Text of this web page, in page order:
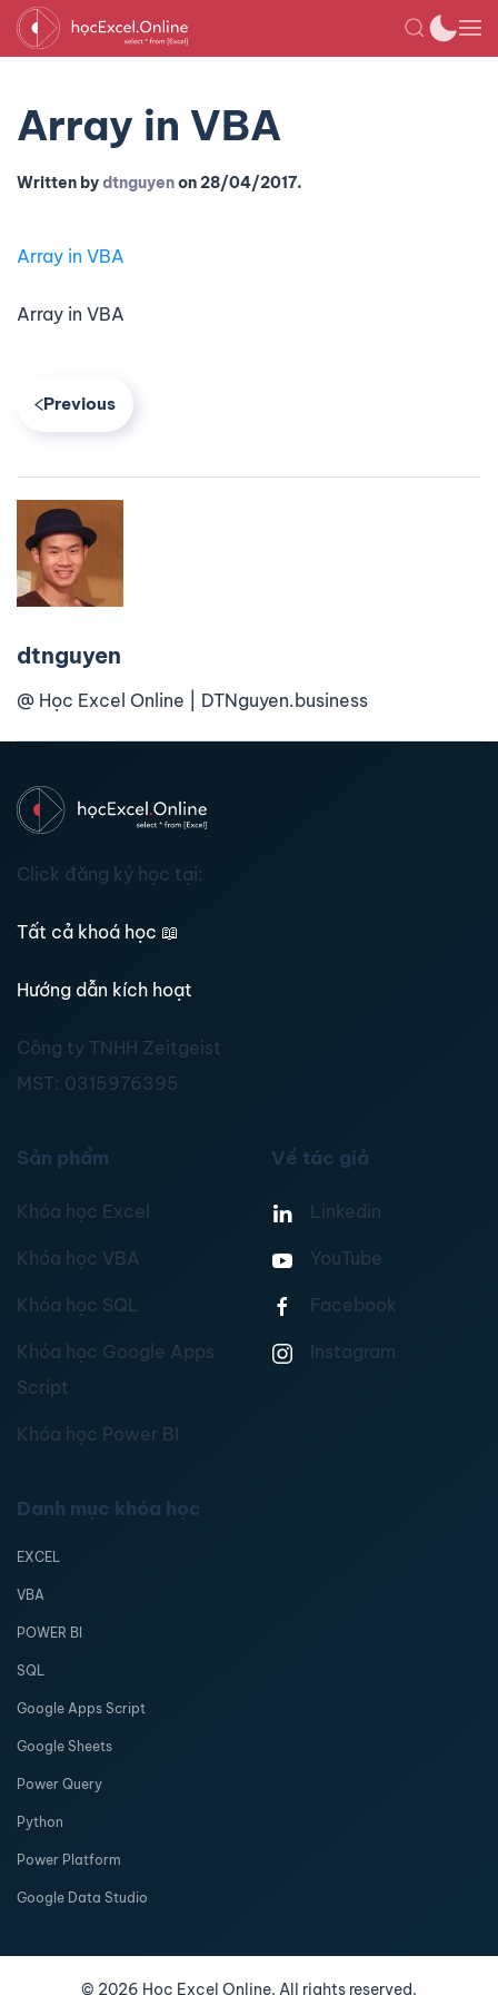
Array in VBA
Written bydtnguyenon28/04/2017.
Array in VBA
Array in VBA
Previous
dtnguyen
@ Học Excel Online | DTNguyen.business
Click đăng ký học tại:
Tất cả khoá học 📖
Hướng dẫn kích hoạt
Công ty TNHH Zeitgeist
MST: 0315976395
Sản phẩm
Khóa học Excel
Khóa học VBA
Khóa học SQL
Khóa học Google Apps
Script
Khóa học Power BI
Về tác giả
Linkedin
YouTube
Facebook
Instagram
Danh mục khóa học
EXCEL
VBA
POWER BI
SQL
Google Apps Script
Google Sheets
Power Query
Python
Power Platform
Google Data Studio
© 2026 Học Excel Online. All rights reserved.